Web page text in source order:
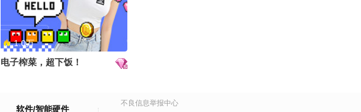
1.0万
电子榨菜，超下饭！
软件/智能硬件
不良信息举报中心